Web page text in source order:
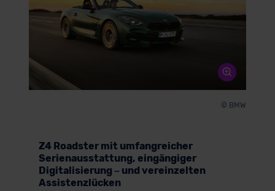
© BMW
Z4 Roadster mit umfangreicher
Serienausstattung, eingängiger
Digitalisierung – und vereinzelten
Assistenzlücken